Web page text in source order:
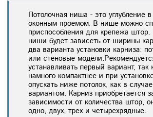
Потолочная ниша - это углубление в
оконным проемом. В нише можно
приспособления для крепежа штор.
ниши будет зависеть от ширины
два варианта установки карниза:
или стеновые
устанавливать первый вариант, так
намного компактнее и при
опускать ниже потолок, как в
вариантом. Карниз приобретается
зависимости от количества штор,
одно, двух, трех и четырехрядные.